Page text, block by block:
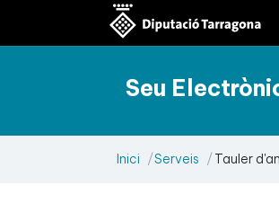
Seu
Inici Serveis Tauler